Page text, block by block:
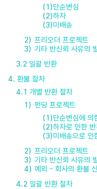
단순변심
하자
미배송
프리오더 프로젝트
기타 반신뢰 사유의
3.2 일괄 반환
4. 환불 절차
4.1 개별 반환 절차
펀딩 프로젝트
단순변심에 의
하자로 인한
미배송으로 인
프리오더 프로젝트
기타 반신뢰 사유의
예외 - 회사의 환불
4.2 일괄 반환 절차